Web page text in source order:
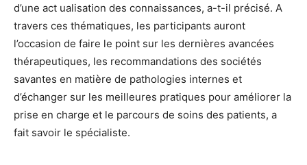
d’une act ualisation des connaissances, a-t-il précisé. A
travers ces thématiques, les participants auront
l’occasion de faire le point sur les dernières avancées
thérapeutiques, les recommandations des sociétés
savantes en matière de pathologies internes et
d’échanger sur les meilleures pratiques pour améliorer la
prise en charge et le parcours de soins des patients, a
fait savoir le spécialiste.